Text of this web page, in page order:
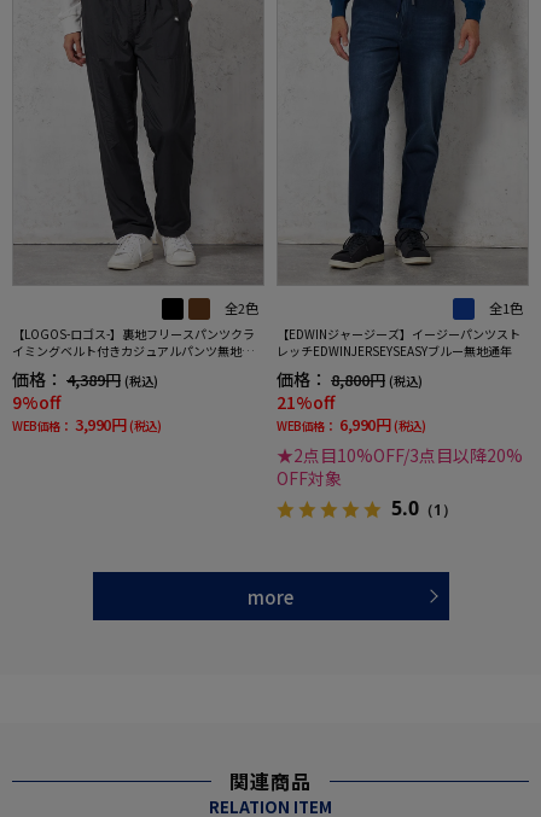
全2色
【LOGOS-ロゴス-】裏地フリースパンツクラ
イミングベルト付きカジュアルパンツ無地秋
価格： 4,389円 (税込)
9%off
WEB価格： 3,990円 (税込)
全1色
【EDWINジャージーズ】イージーパンツスト
レッチEDWINJERSEYSEASYブルー無地通年
価格： 8,800円 (税込)
21%off
WEB価格： 6,990円 (税込)
★2点目10%OFF/3点目以降20%
OFF対象
5.0 （1）
more
関連商品
RELATION ITEM